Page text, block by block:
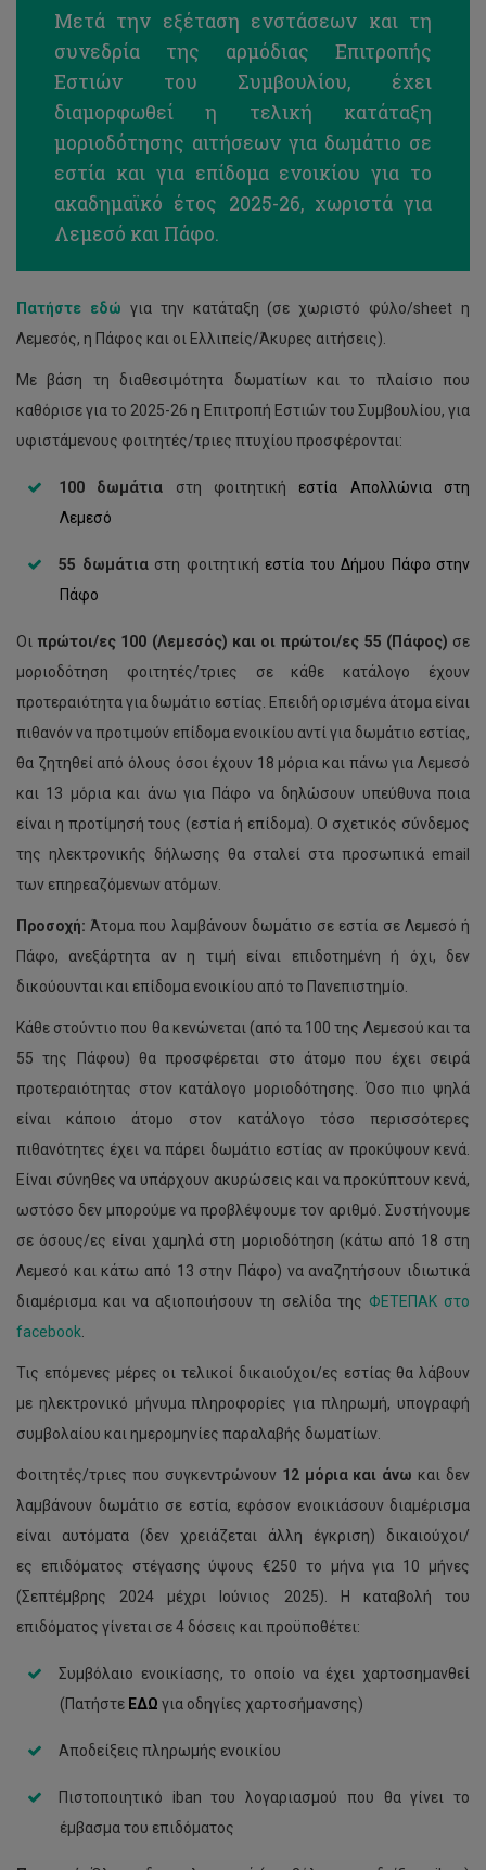
Μετά την εξέταση ενστάσεων και τη
συνεδρία της αρμόδιας Επιτροπής
Εστιών του Συμβουλίου, έχει
διαμορφωθεί η τελική κατάταξη
μοριοδότησης αιτήσεων για δωμάτιο σε
εστία και για επίδομα ενοικίου για το
ακαδημαϊκό έτος 2025-26, χωριστά για
Λεμεσό και Πάφο.
Πατήστε εδώ για την κατάταξη (σε χωριστό φύλο/sheet η
Λεμεσός, η Πάφος και οι Ελλιπείς/Άκυρες αιτήσεις).
Με βάση τη διαθεσιμότητα δωματίων και το πλαίσιο που
καθόρισε για το 2025-26 η Επιτροπή Εστιών του Συμβουλίου, για
υφιστάμενους φοιτητές/τριες πτυχίου προσφέρονται:
100 δωμάτια στη φοιτητική εστία Απολλώνια στη
Λεμεσό
55 δωμάτιαστη φοιτητική εστία του Δήμου Πάφο στην
Πάφο
Οι πρώτοι/ες 100 (Λεμεσός) και οι πρώτοι/ες 55 (Πάφος) σε
μοριοδότηση φοιτητές/τριες σε κάθε κατάλογο έχουν
προτεραιότητα για δωμάτιο εστίας. Επειδή ορισμένα άτομα είναι
πιθανόν να προτιμούν επίδομα ενοικίου αντί για δωμάτιο εστίας,
θα ζητηθεί από όλους όσοι έχουν 18 μόρια και πάνω για Λεμεσό
και 13 μόρια και άνω για Πάφο να δηλώσουν υπεύθυνα ποια
είναι η προτίμησή τους (εστία ή επίδομα). Ο σχετικός σύνδεμος
της ηλεκτρονικής δήλωσης θα σταλεί στα προσωπικά email
των επηρεαζόμενων ατόμων.
Προσοχή: Άτομα που λαμβάνουν δωμάτιο σε εστία σε Λεμεσό ή
Πάφο, ανεξάρτητα αν η τιμή είναι επιδοτημένη ή όχι, δεν
δικούουνται και επίδομα ενοικίου από το Πανεπιστημίο.
Κάθε στούντιο που θα κενώνεται (από τα 100 της Λεμεσού και τα
55 της Πάφου) θα προσφέρεται στο άτομο που έχει σειρά
προτεραιότητας στον κατάλογο μοριοδότησης. Όσο πιο ψηλά
είναι κάποιο άτομο στον κατάλογο τόσο περισσότερες
πιθανότητες έχει να πάρει δωμάτιο εστίας αν προκύψουν κενά.
Είναι σύνηθες να υπάρχουν ακυρώσεις και να προκύπτουν κενά,
ωστόσο δεν μπορούμε να προβλέψουμε τον αριθμό. Συστήνουμε
σε όσους/ες είναι χαμηλά στη μοριοδότηση (κάτω από 18 στη
Λεμεσό και κάτω από 13 στην Πάφο) να αναζητήσουν ιδιωτικά
διαμέρισμα και να αξιοποιήσουν τη σελίδα της ΦΕΤΕΠΑΚ στο
facebook
Τις επόμενες μέρες οι τελικοί δικαιούχοι/ες εστίας θα λάβουν
με ηλεκτρονικό μήνυμα πληροφορίες για πληρωμή, υπογραφή
συμβολαίου και ημερομηνίες παραλαβής δωματίων.
Φοιτητές/τριες που συγκεντρώνουν 12 μόρια και άνω και δεν
λαμβάνουν δωμάτιο σε εστία, εφόσον ενοικιάσουν διαμέρισμα
είναι αυτόματα (δεν χρειάζεται άλλη έγκριση) δικαιούχοι/
ες επιδόματος στέγασης ύψους €250 το μήνα για 10 μήνες
(Σεπτέμβρης 2024 μέχρι Ιούνιος 2025). Η καταβολή του
επιδόματος γίνεται σε 4 δόσεις και προϋποθέτει:
Συμβόλαιο ενοικίασης, το οποίο να έχει χαρτοσημανθεί
(Πατήστε ΕΔΩ για οδηγίες χαρτοσήμανσης)
Αποδείξεις πληρωμής ενοικίου
Πιστοποιητικό iban του λογαριασμού που θα γίνει το
έμβασμα του επιδόματος